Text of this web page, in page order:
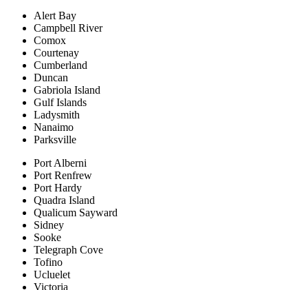
Alert Bay
Campbell River
Comox
Courtenay
Cumberland
Duncan
Gabriola Island
Gulf Islands
Ladysmith
Nanaimo
Parksville
Port Alberni
Port Renfrew
Port Hardy
Quadra Island
Qualicum Sayward
Sidney
Sooke
Telegraph Cove
Tofino
Ucluelet
Victoria